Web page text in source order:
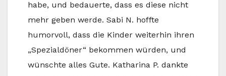
habe, und bedauerte, dass es diese nicht
mehr geben werde. Sabi N. hoffte
humorvoll, dass die Kinder weiterhin ihren
„Spezialdöner“ bekommen würden, und
wünschte alles Gute. Katharina P. dankte